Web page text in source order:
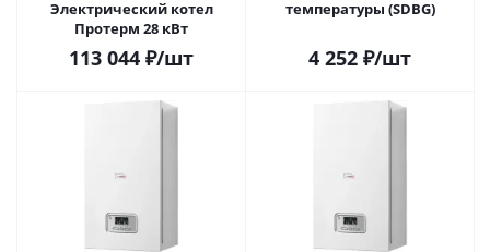
Электрический котел
Протерм 28 кВт
113 044 ₽/шт
температуры (SDBG)
4 252 ₽/шт